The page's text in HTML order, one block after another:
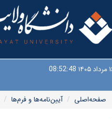
08:52:49
صفحه‌اصلی آیین‌نامه‌ها و فرم‌ها